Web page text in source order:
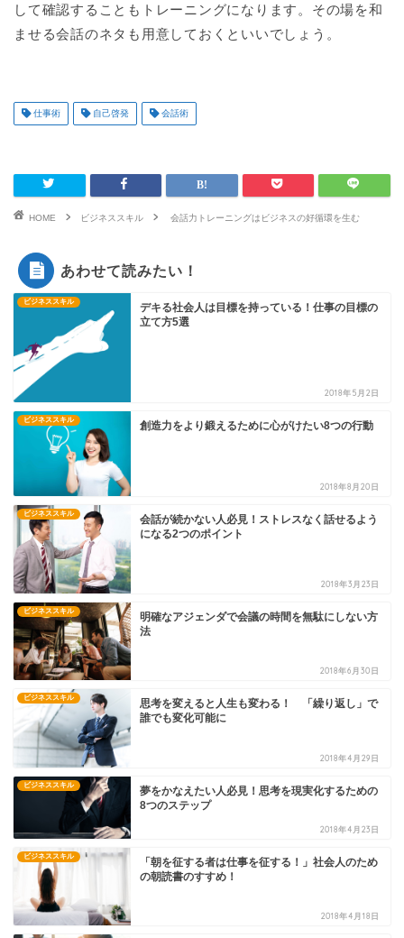
して確認することもトレーニングになります。その場を和
ませる会話のネタも用意しておくといいでしょう。
仕事術 自己啓発 会話術
HOME ビジネススキル 会話力トレーニングはビジネスの好循環を生む
あわせて読みたい！
ビジネススキル
デキる社会人は目標を持っている！仕事の目標の
立て方5選
2018年5月2日
ビジネススキル 創造力をより鍛えるために心がけたい8つの行動
2018年8月20日
ビジネススキル
会話が続かない人必見！ストレスなく話せるよう
になる2つのポイント
2018年3月23日
ビジネススキル
明確なアジェンダで会議の時間を無駄にしない方
法
2018年6月30日
ビジネススキル
思考を変えると人生も変わる！ 「繰り返し」で
誰でも変化可能に
2018年4月29日
ビジネススキル
夢をかなえたい人必見！思考を現実化するための
8つのステップ
2018年4月23日
ビジネススキル
「朝を征する者は仕事を征する！」社会人のため
の朝読書のすすめ！
2018年4月18日